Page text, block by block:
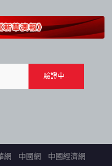
網 中國網 中國經濟網